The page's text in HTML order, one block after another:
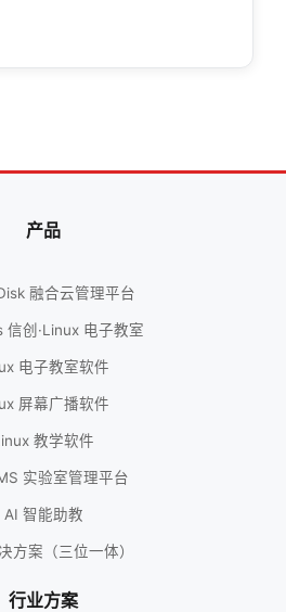
产品
融合云管理平台
创·Linux 电子教室
电子教室软件
屏幕广播软件
教学软件
实验室管理平台
AI 智能助教
方案（三位一体）
行业方案